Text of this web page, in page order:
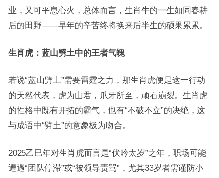
业，又可平息心火，总体而言，生肖牛的一生如同春耕
后的田野——早年的辛苦终将换来后半生的硕果累累。
生肖虎：蓝山劈土中的王者气魄
若说“蓝山劈土”需要雷霆之力，那生肖虎便是这一行动
的天然代表，虎为山君，爪牙所至，顽石崩裂。生肖虎
的性格中既有开拓的霸气，也有“不破不立”的决绝，这
与成语中“劈土”的意象极为吻合。
2025乙巳年对生肖虎而言是“伏吟太岁”之年，职场可能
遭遇“团队停滞”或“被领导责骂”，尤其33岁者需谨防小